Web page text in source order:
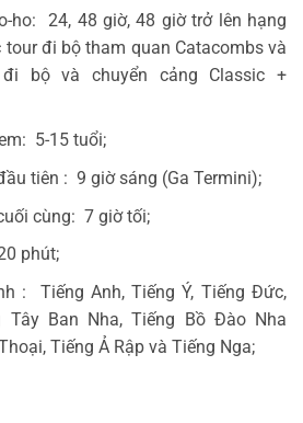
ho: 24, 48 giờ, 48 giờ trở lên hạng
đi bộ tham quan Catacombs và
bộ và chuyển cảng Classic +
5-15 tuổi;
tiên : 9 giờ sáng (Ga Termini);
cùng: 7 giờ tối;
phút;
: Tiếng Anh, Tiếng Ý, Tiếng Đức,
Tây Ban Nha, Tiếng Bồ Đào Nha
Tiếng Ả Rập và Tiếng Nga;